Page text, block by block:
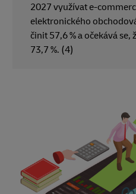
2027 využívat e-
elektronického
činit 57,6 % a očekává
73,7 %. (4)